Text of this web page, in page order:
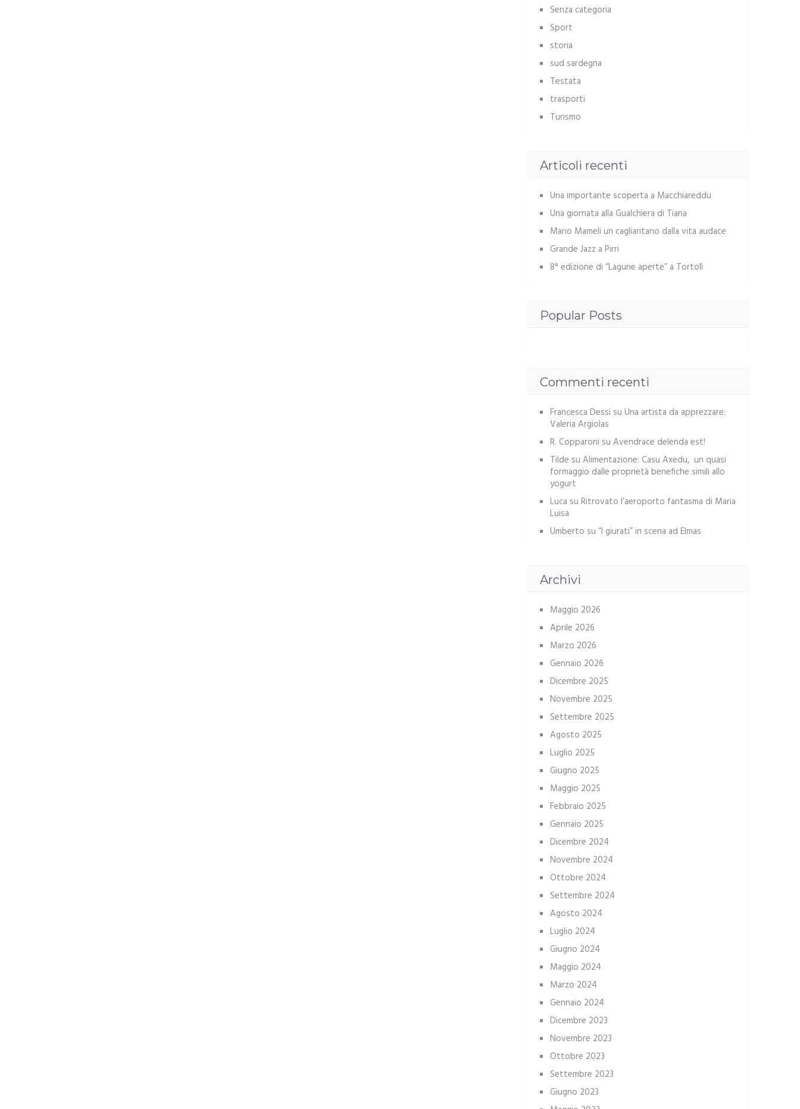
Senza categoria
Sport
storia
sud sardegna
Testata
trasporti
Turismo
Articoli recenti
Una importante scoperta a Macchiareddu
Una giornata alla Gualchiera di Tiana
Mario Mameli un cagliaritano dalla vita audace
Grande Jazz a Pirri
8° edizione di “Lagune aperte” a Tortolì
Popular Posts
Commenti recenti
Francesca Dessi su Una artista da apprezzare:
Valeria Argiolas
R. Copparoni su Avendrace delenda est!
Tilde su Alimentazione: Casu Axedu, un quasi
formaggio dalle proprietà benefiche simili allo
yogurt
Luca su Ritrovato l’aeroporto fantasma di Maria
Luisa
Umberto su “I giurati” in scena ad Elmas
Archivi
Maggio 2026
Aprile 2026
Marzo 2026
Gennaio 2026
Dicembre 2025
Novembre 2025
Settembre 2025
Agosto 2025
Luglio 2025
Giugno 2025
Maggio 2025
Febbraio 2025
Gennaio 2025
Dicembre 2024
Novembre 2024
Ottobre 2024
Settembre 2024
Agosto 2024
Luglio 2024
Giugno 2024
Maggio 2024
Marzo 2024
Gennaio 2024
Dicembre 2023
Novembre 2023
Ottobre 2023
Settembre 2023
Giugno 2023